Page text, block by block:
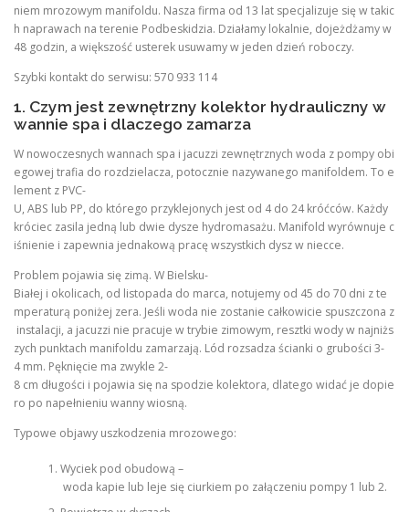
niem mrozowym manifoldu. Nasza firma od 13 lat specjalizuje się w takic
h naprawach na terenie Podbeskidzia. Działamy lokalnie, dojeżdżamy w
48 godzin, a większość usterek usuwamy w jeden dzień roboczy.
Szybki kontakt do serwisu: 570 933 114
1. Czym jest zewnętrzny kolektor hydrauliczny w
wannie spa i dlaczego zamarza
W nowoczesnych wannach spa i jacuzzi zewnętrznych woda z pompy obi
egowej trafia do rozdzielacza, potocznie nazywanego manifoldem. To e
lement z PVC-
U, ABS lub PP, do którego przyklejonych jest od 4 do 24 króćców. Każdy
króciec zasila jedną lub dwie dysze hydromasażu. Manifold wyrównuje c
iśnienie i zapewnia jednakową pracę wszystkich dysz w niecce.
Problem pojawia się zimą. W Bielsku-
Białej i okolicach, od listopada do marca, notujemy od 45 do 70 dni z te
mperaturą poniżej zera. Jeśli woda nie zostanie całkowicie spuszczona z
instalacji, a jacuzzi nie pracuje w trybie zimowym, resztki wody w najniżs
zych punktach manifoldu zamarzają. Lód rozsadza ścianki o grubości 3-
4 mm. Pęknięcie ma zwykle 2-
8 cm długości i pojawia się na spodzie kolektora, dlatego widać je dopie
ro po napełnieniu wanny wiosną.
Typowe objawy uszkodzenia mrozowego:
Wyciek pod obudową –
woda kapie lub leje się ciurkiem po załączeniu pompy 1 lub 2.